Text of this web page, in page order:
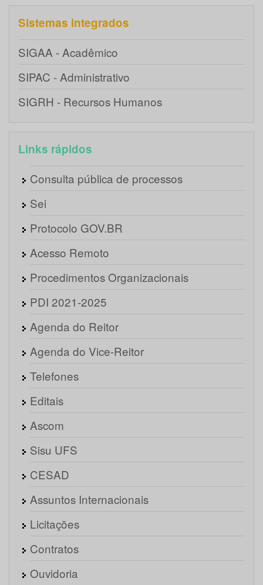
Sistemas integrados
SIGAA - Acadêmico
SIPAC - Administrativo
SIGRH - Recursos Humanos
Links rápidos
Consulta pública de processos
Sei
Protocolo GOV.BR
Acesso Remoto
Procedimentos Organizacionais
PDI 2021-2025
Agenda do Reitor
Agenda do Vice-Reitor
Telefones
Editais
Ascom
Sisu UFS
CESAD
Assuntos Internacionais
Licitações
Contratos
Ouvidoria